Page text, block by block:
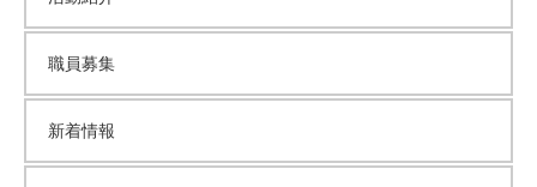
ブ
職員募集
新着情報